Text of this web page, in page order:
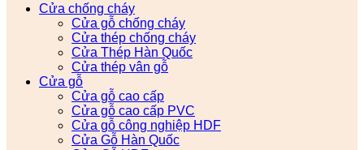
Cửa chống cháy
Cửa gỗ chống cháy
Cửa thép chống cháy
Cửa Thép Hàn Quốc
Cửa thép vân gỗ
Cửa gỗ
Cửa gỗ cao cấp
Cửa gỗ cao cấp PVC
Cửa gỗ công nghiệp HDF
Cửa Gỗ Hàn Quốc